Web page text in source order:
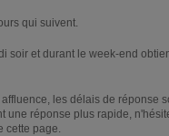
qui suivent.
soir et durant le week-end
les délais de réponse
une réponse plus rapide,
page.